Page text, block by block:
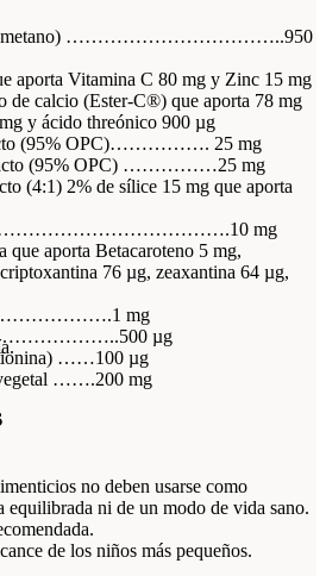
metano) ……………………………..950
aporta Vitamina C 80 mg y Zinc 15 mg
de calcio (Ester-C®) que aporta 78 mg
y ácido threónico 900 µg
(95% OPC)……………. 25 mg
(95% OPC) ……………25 mg
(4:1) 2% de sílice 15 mg que aporta
……………………………….10 mg
que aporta Betacaroteno 5 mg,
76 µg, zeaxantina 64 µg,
mg
µg
……100 µg
…….200 mg
no deben usarse como
equilibrada ni de un modo de vida sano.
de los niños más pequeños.